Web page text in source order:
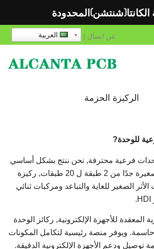
عن اتصال | العربية
الركيزة الحزمة
للوحدة?
فرعية محترفة, نحن ننتج بشكل أساسي
ركيزة حزمة عثرة صغيرة جدًا من 2 طبقة ل 20 طبقات, ركيزة
الأثر الصغير للغاية والتباعد ومركبات ثنائي
المعقدة للأجهزة الإلكترونية, ركائز الوحدة
ويوفر منصة رئيسية لتكامل المكونات
توصيل ودعم الأجهزة الإلكترونية الدقيقة.
الكانتا(شنتشن)المحدودة